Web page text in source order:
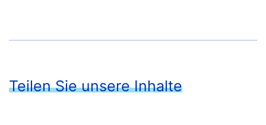
Teilen Sie unsere Inhalte